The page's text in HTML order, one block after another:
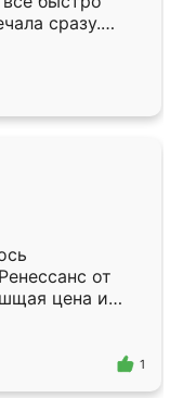
сразу.
подошёл к
Собрали
даже
от
цена и
Приехавший
самый
1